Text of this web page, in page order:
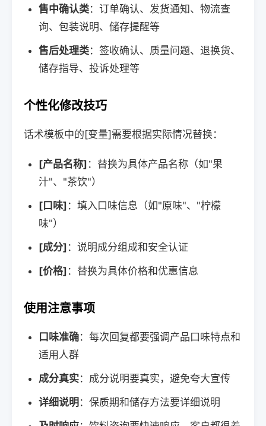
售中确认类：订单确认、发货通知、物流查
询、包装说明、储存提醒等
售后处理类：签收确认、质量问题、退换货、
储存指导、投诉处理等
个性化修改技巧
话术模板中的[变量]需要根据实际情况替换：
[产品名称] ：替换为具体产品名称（如"果
汁"、"茶饮"）
[口味] ：填入口味信息（如"原味"、"柠檬
味"）
[成分] ：说明成分组成和安全认证
[价格] ：替换为具体价格和优惠信息
使用注意事项
口味准确：每次回复都要强调产品口味特点和
适用人群
成分真实：成分说明要真实，避免夸大宣传
详细说明 ：保质期和储存方法要详细说明